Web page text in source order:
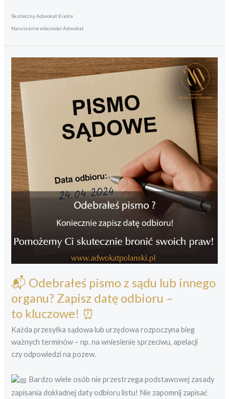
Skuteczny Adwokat Kielce
Naruszenie własności Adwokat
📬 Odebrałeś pismo z sądu lub innego
organu? Zapisz datę odbioru –
to kluczowe! ⏰
Każda przesyłka sądowa lub urzędowa rozpoczyna bieg
ważnych terminów – np. na wniesienie sprzeciwu, apelacji
czy odpowiedzi na pozew.
Bardzo wiele osób nie przestrzega podstawowej zasady
zapisania dokładnej daty odbioru listu! Nie zapomnij zapisać